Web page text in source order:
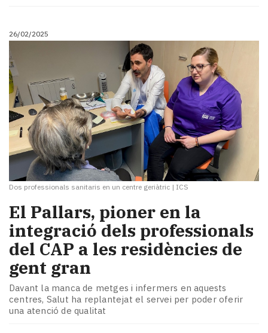
26/02/2025
Dos professionals sanitaris en un centre geriàtric | ICS
El Pallars, pioner en la
integració dels professionals
del CAP a les residències de
gent gran
Davant la manca de metges i infermers en aquests
centres, Salut ha replantejat el servei per poder oferir
una atenció de qualitat